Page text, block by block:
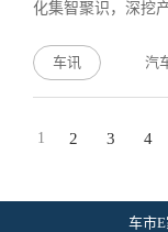
化集智聚识，深挖
车讯 汽
1 2 3 4
车市E